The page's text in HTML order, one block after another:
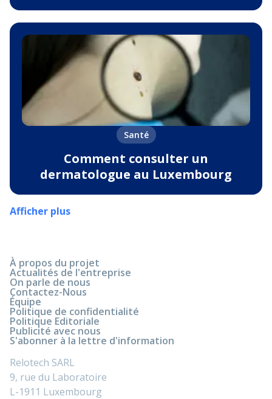
Santé
Comment consulter un
dermatologue au Luxembourg
Afficher plus
À propos du projet
Actualités de l'entreprise
On parle de nous
Contactez-Nous
Équipe
Politique de confidentialité
Politique Editoriale
Publicité avec nous
S'abonner à la lettre d'information
Relotech SARL
9, rue du Laboratoire
L-1911 Luxembourg